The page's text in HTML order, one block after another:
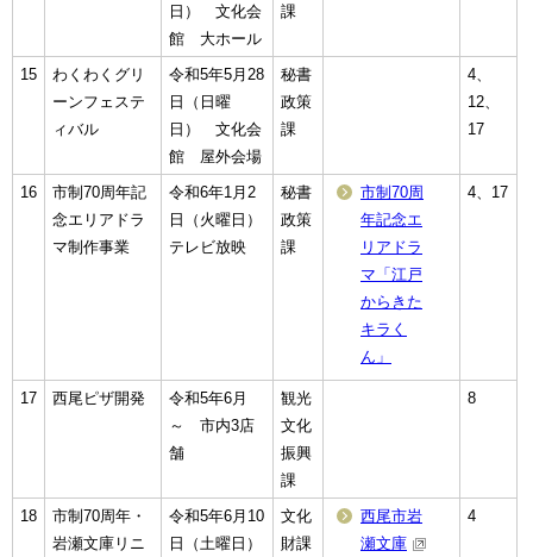
日） 文化会
館 大ホール
課
15
わくわくグリ
ーンフェステ
ィバル
令和5年5月28
日（日曜
日） 文化会
館 屋外会場
秘書
政策
課
4、
12、
17
16
市制70周年記
念エリアドラ
マ制作事業
令和6年1月2
日（火曜日）
テレビ放映
秘書
政策
課
市制70周
年記念エ
リアドラ
マ「江戸
からきた
キラく
ん」
4、17
17 西尾ピザ開発
令和5年6月
～ 市内3店
舗
観光
文化
振興
課
8
18
市制70周年・
岩瀬文庫リニ
令和5年6月10
日（土曜日）
文化
財課
西尾市岩
瀬文庫
4